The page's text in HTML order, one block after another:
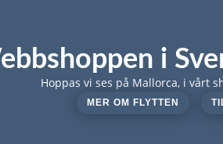
i
Hoppas vi ses på Mallorca, i vårt
MER OM FLYTTEN